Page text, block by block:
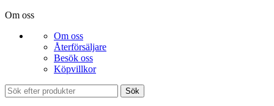
Om oss
Om oss
Återförsäljare
Besök oss
Köpvillkor
Sök